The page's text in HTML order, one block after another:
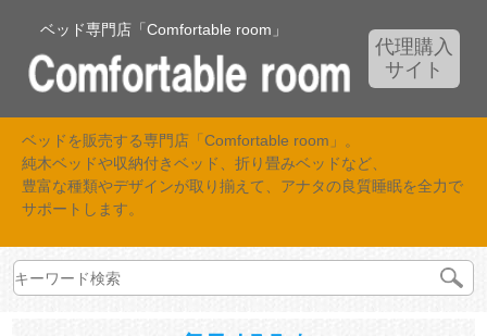
ベッド専門店「Comfortable room」
代理購入
サイト
ベッドを販売する専門店「Comfortable room」。
純木ベッドや収納付きベッド、折り畳みベッドなど、
豊富な種類やデザインが取り揃えて、アナタの良質睡眠を全力で
サポートします。